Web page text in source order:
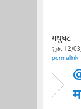
मधुघट
शुक्र, 12/
permalink